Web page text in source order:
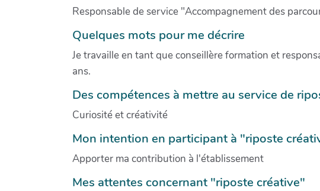
Responsable de service "Accompagnement des
Quelques mots pour me décrire
Je travaille en tant que conseillère formation et
ans.
Des compétences à mettre au service de
Curiosité et créativité
Mon intention en participant à "riposte
Apporter ma contribution à l'établissement
Mes attentes concernant "riposte créative"